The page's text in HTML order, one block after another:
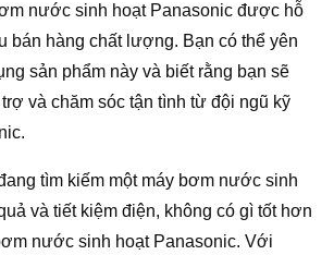
nước sinh hoạt Panasonic được hỗ
bán hàng chất lượng. Bạn có thể yên
sản phẩm này và biết rằng bạn sẽ
và chăm sóc tận tình từ đội ngũ kỹ
tìm kiếm một máy bơm nước sinh
và tiết kiệm điện, không có gì tốt hơn
nước sinh hoạt Panasonic. Với